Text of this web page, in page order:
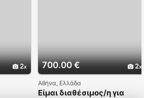
2 700.00 € 2
Αθήνα, Ελλάδα
Είμαι διαθέσιμος/η για